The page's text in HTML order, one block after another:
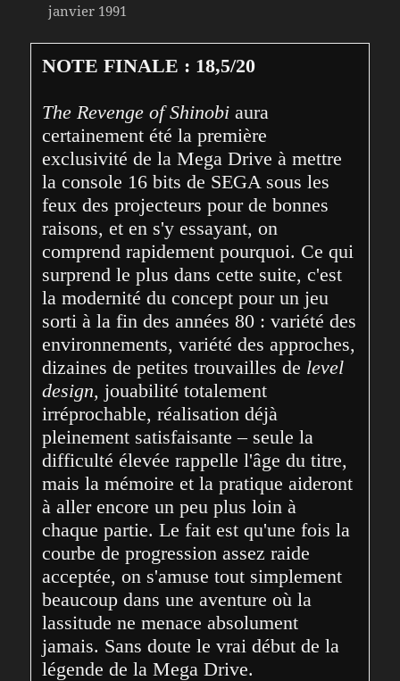
janvier 1991
NOTE FINALE : 18,5/20
The Revenge of Shinobi aura
certainement été la première
exclusivité de la Mega Drive à mettre
la console 16 bits de SEGA sous les
feux des projecteurs pour de bonnes
raisons, et en s'y essayant, on
comprend rapidement pourquoi. Ce qui
surprend le plus dans cette suite, c'est
la modernité du concept pour un jeu
sorti à la fin des années 80 : variété des
environnements, variété des approches,
dizaines de petites trouvailles de level
design, jouabilité totalement
irréprochable, réalisation déjà
pleinement satisfaisante – seule la
difficulté élevée rappelle l'âge du titre,
mais la mémoire et la pratique aideront
à aller encore un peu plus loin à
chaque partie. Le fait est qu'une fois la
courbe de progression assez raide
acceptée, on s'amuse tout simplement
beaucoup dans une aventure où la
lassitude ne menace absolument
jamais. Sans doute le vrai début de la
légende de la Mega Drive.